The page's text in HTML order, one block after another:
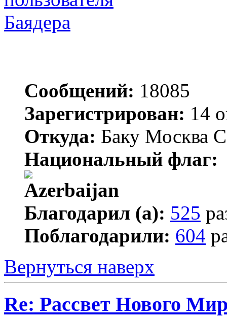
Баядера
Сообщений: 18085
Зарегистрирован: 14
Откуда: Баку Москва
Национальный флаг:
Благодарил (а): 525
Поблагодарили: 604
Вернуться наверх
Re: Рассвет Нового